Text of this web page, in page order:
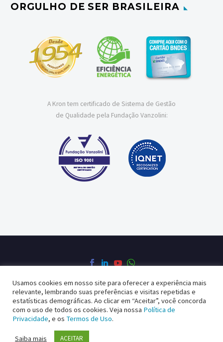
ORGULHO DE SER BRASILEIRA
A Kron tem certificado de Sistema de Gestão
de Qualidade pela Fundação Vanzolini:
Política de Privacidade Política da Qualidade
2022 © Copyright Kron Medidores powered by blue media studios
Usamos cookies em nosso site para oferecer a experiência mais
relevante, lembrando suas preferências e visitas repetidas e
estatísticas demográficas. Ao clicar em “Aceitar”, você concorda
com o uso de todos os cookies. Veja nossa Política de
Privacidade, e os Termos de Uso.
Saiba mais ACEITAR